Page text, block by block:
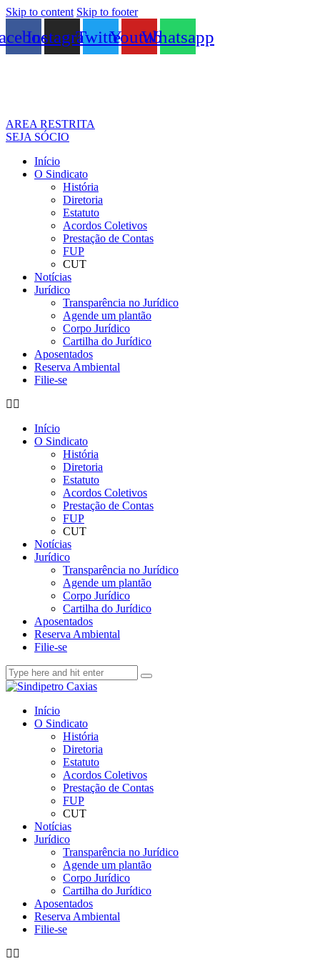
Skip to content Skip to footer
InstagramTwitterYoutubeWhatsapp
AREA RESTRITA
SEJA SÓCIO
Início
O Sindicato
História
Diretoria
Estatuto
Acordos Coletivos
Prestação de Contas
FUP
CUT
Notícias
Jurídico
Transparência no Jurídico
Agende um plantão
Corpo Jurídico
Cartilha do Jurídico
Aposentados
Reserva Ambiental
Filie-se
Início
O Sindicato
História
Diretoria
Estatuto
Acordos Coletivos
Prestação de Contas
FUP
CUT
Notícias
Jurídico
Transparência no Jurídico
Agende um plantão
Corpo Jurídico
Cartilha do Jurídico
Aposentados
Reserva Ambiental
Filie-se
Início
O Sindicato
História
Diretoria
Estatuto
Acordos Coletivos
Prestação de Contas
FUP
CUT
Notícias
Jurídico
Transparência no Jurídico
Agende um plantão
Corpo Jurídico
Cartilha do Jurídico
Aposentados
Reserva Ambiental
Filie-se